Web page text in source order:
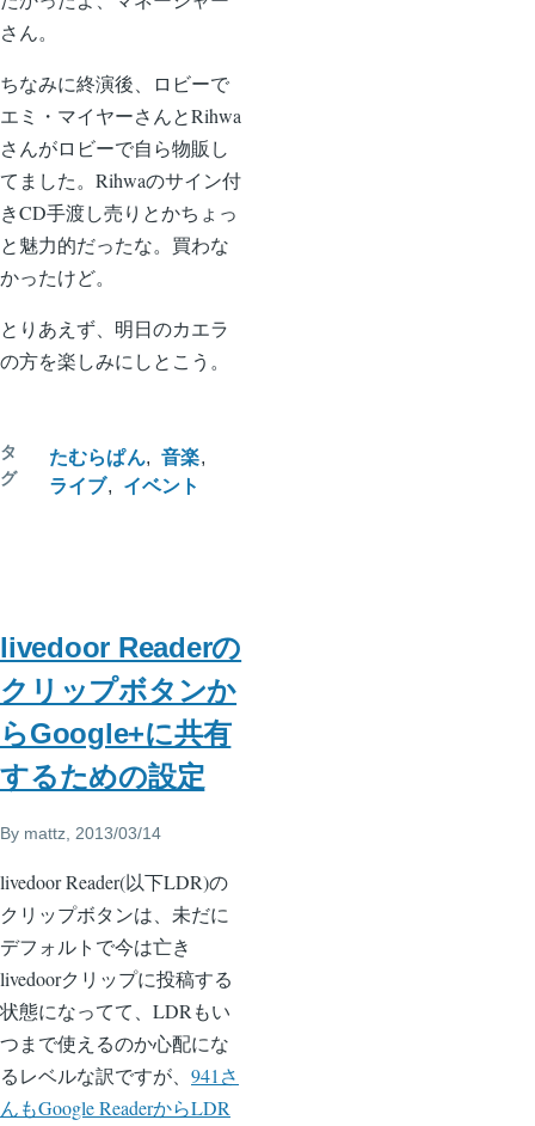
さん。
ちなみに終演後、ロビーで
エミ・マイヤーさんとRihwa
さんがロビーで自ら物販し
てました。Rihwaのサイン付
きCD手渡し売りとかちょっ
と魅力的だったな。買わな
かったけど。
とりあえず、明日のカエラ
の方を楽しみにしとこう。
タ
グ
たむらぱん
音楽
ライブ
イベント
livedoor Readerの
クリップボタンか
らGoogle+に共有
するための設定
By mattz, 2013/03/14
livedoor Reader(以下LDR)の
クリップボタンは、未だに
デフォルトで今は亡き
livedoorクリップに投稿する
状態になってて、LDRもい
つまで使えるのか心配にな
るレベルな訳ですが、 941さ
んもGoogle ReaderからLDR